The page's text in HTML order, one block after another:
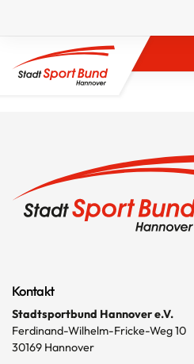
Kontakt
Stadtsportbund Hannover e.V.
Ferdinand-Wilhelm-Fricke-Weg 10
30169 Hannover
Themen
Engagement & Ehrenamt
Kooperation & Fusion
Sport im Ganztag